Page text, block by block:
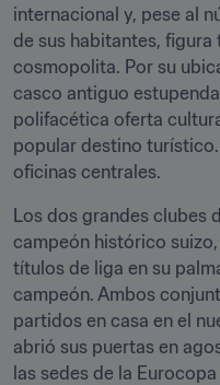
internacional y, pese al
de sus habitantes,
cosmopolita. Por su
casco antiguo
polifacética oferta
popular destino turístico.
oficinas centrales.
Los dos grandes clubes
campeón histórico
títulos de liga en su
campeón. Ambos
partidos en casa en el
abrió sus puertas en
las sedes de la